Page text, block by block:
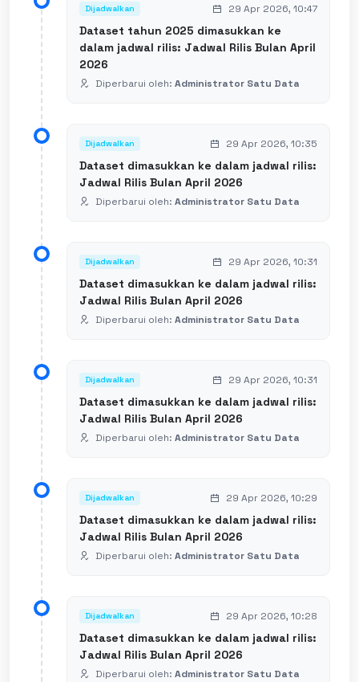
Dijadwalkan 29 Apr 2026, 10:47
Dataset tahun 2025 dimasukkan ke
dalam jadwal rilis: Jadwal Rilis Bulan April
2026
Diperbarui oleh: Administrator Satu Data
Dijadwalkan 29 Apr 2026, 10:35
Dataset dimasukkan ke dalam jadwal rilis:
Jadwal Rilis Bulan April 2026
Diperbarui oleh: Administrator Satu Data
Dijadwalkan 29 Apr 2026, 10:31
Dataset dimasukkan ke dalam jadwal rilis:
Jadwal Rilis Bulan April 2026
Diperbarui oleh: Administrator Satu Data
Dijadwalkan 29 Apr 2026, 10:31
Dataset dimasukkan ke dalam jadwal rilis:
Jadwal Rilis Bulan April 2026
Diperbarui oleh: Administrator Satu Data
Dijadwalkan 29 Apr 2026, 10:29
Dataset dimasukkan ke dalam jadwal rilis:
Jadwal Rilis Bulan April 2026
Diperbarui oleh: Administrator Satu Data
Dijadwalkan 29 Apr 2026, 10:28
Dataset dimasukkan ke dalam jadwal rilis:
Jadwal Rilis Bulan April 2026
Diperbarui oleh: Administrator Satu Data